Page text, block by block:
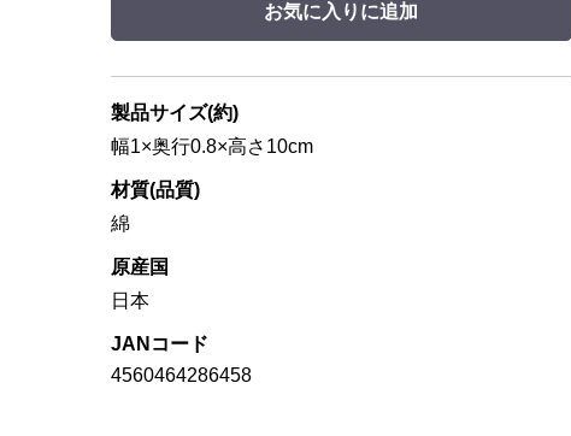
お気に入りに追加
製品サイズ(約)
幅1×奥行0.8×高さ10cm
材質(品質)
綿
原産国
日本
JANコード
4560464286458